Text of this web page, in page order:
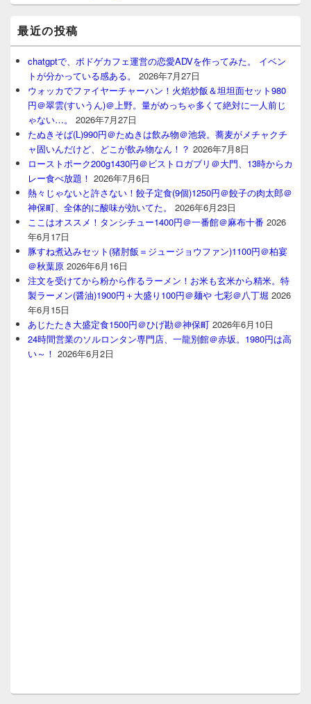
最近の投稿
chatgptで、ボドゲカフェ運営の恋愛ADVを作ってみた。 イベン
トが分かっている感ある。
2026年7月27日
ウォッカでファイヤーチャーハン！火焰炒飯＆坦坦面セット980
円＠翠雲(すいうん)＠上野。量がめっちゃ多くて絶対に一人前じ
ゃない…。
2026年7月27日
たぬきそば(L)990円＠たぬきは飲み物＠池袋。蕎麦がメチャクチ
ャ固いんだけど、どこが飲み物なん！？ 2026年7月8日
ローストポーク200g1430円＠ビストロガブリ＠大門、13時からカ
レー食べ放題！ 2026年7月6日
熱々じゃないと許さない！餃子定食(9個)1250円＠餃子の肉太郎＠
神保町、全体的に酸味が効いてた。
2026年6月23日
ここはオススメ！タンシチュー1400円＠一番館＠麻布十番 2026
年6月17日
豚すね煮込みセット(猪肘飯＝ジュージョウファン)1100円＠柏宴
＠秋葉原 2026年6月16日
注文を受けてから粉から作るラーメン！お米も玄米から精米。特
製ラーメン(醤油)1900円＋大盛り100円＠麺や 七彩＠八丁堀 2026
年6月15日
あじたたき大盛定食1500円＠ひげ勘＠神保町 2026年6月10日
24時間営業のソルロンタン専門店、一龍別館＠赤坂。1980円は高
い～！ 2026年6月2日